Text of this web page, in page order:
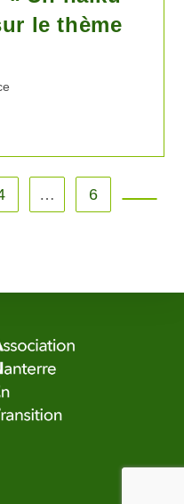
le thème
… 6